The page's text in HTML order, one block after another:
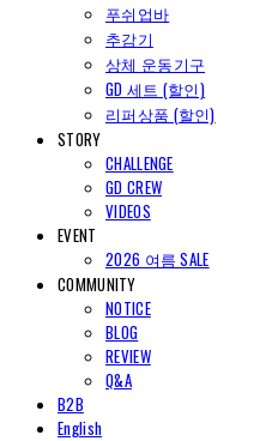
푸쉬업바
추감기
상체 운동기구
GD 세트 (할인)
리퍼상품 (할인)
STORY
CHALLENGE
GD CREW
VIDEOS
EVENT
2026 여름 SALE
COMMUNITY
NOTICE
BLOG
REVIEW
Q&A
B2B
English